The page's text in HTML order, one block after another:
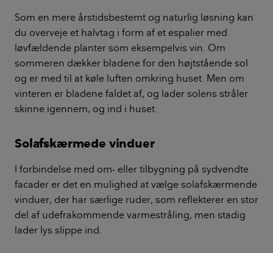
Som en mere årstidsbestemt og naturlig løsning kan
du overveje et halvtag i form af et espalier med
løvfældende planter som eksempelvis vin. Om
sommeren dækker bladene for den højtstående sol
og er med til at køle luften omkring huset. Men om
vinteren er bladene faldet af, og lader solens stråler
skinne igennem, og ind i huset.
Solafskærmede vinduer
I forbindelse med om- eller tilbygning på sydvendte
facader er det en mulighed at vælge solafskærmende
vinduer, der har særlige ruder, som reflekterer en stor
del af udefrakommende varmestråling, men stadig
lader lys slippe ind.